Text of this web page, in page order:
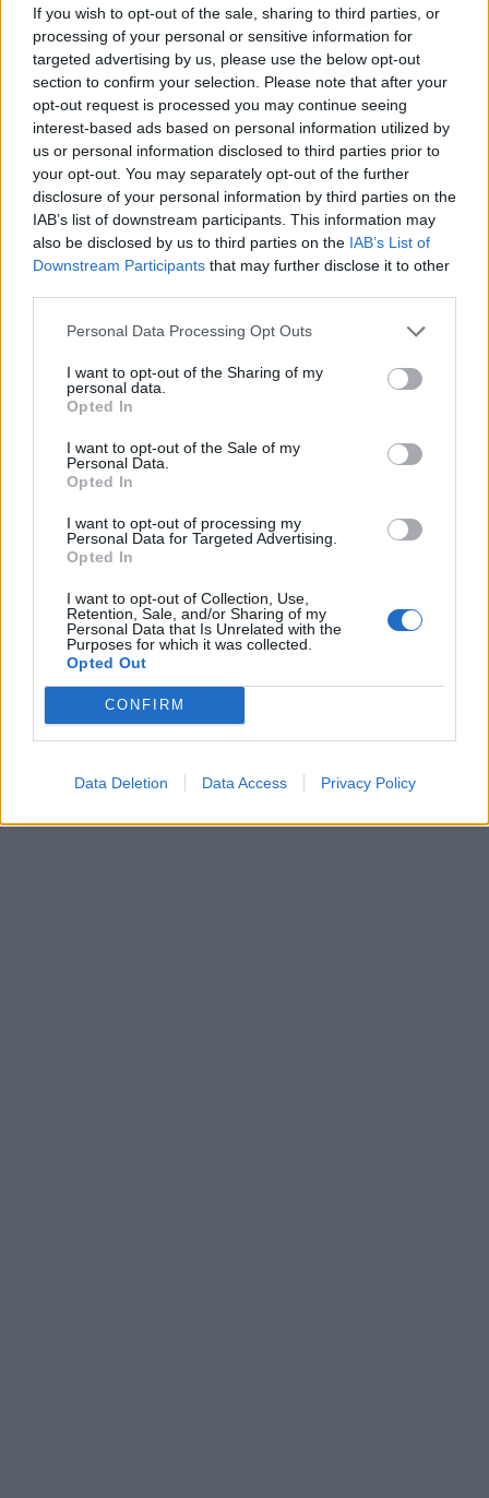
If you wish to opt-out of the sale, sharing to third parties, or
processing of your personal or sensitive information for
targeted advertising by us, please use the below opt-out
section to confirm your selection. Please note that after your
opt-out request is processed you may continue seeing
interest-based ads based on personal information utilized by
us or personal information disclosed to third parties prior to
your opt-out. You may separately opt-out of the further
disclosure of your personal information by third parties on the
IAB’s list of downstream participants. This information may
also be disclosed by us to third parties on the IAB’s List of
Downstream Participants that may further disclose it to other
Personal Data Processing Opt Outs
I want to opt-out of the Sharing of my
personal data.
Opted In
I want to opt-out of the Sale of my
Personal Data.
Opted In
I want to opt-out of processing my
Personal Data for Targeted Advertising.
Opted In
I want to opt-out of Collection, Use,
Retention, Sale, and/or Sharing of my
Personal Data that Is Unrelated with the
Purposes for which it was collected.
Opted Out
CONFIRM
Data Deletion Data Access Privacy Policy